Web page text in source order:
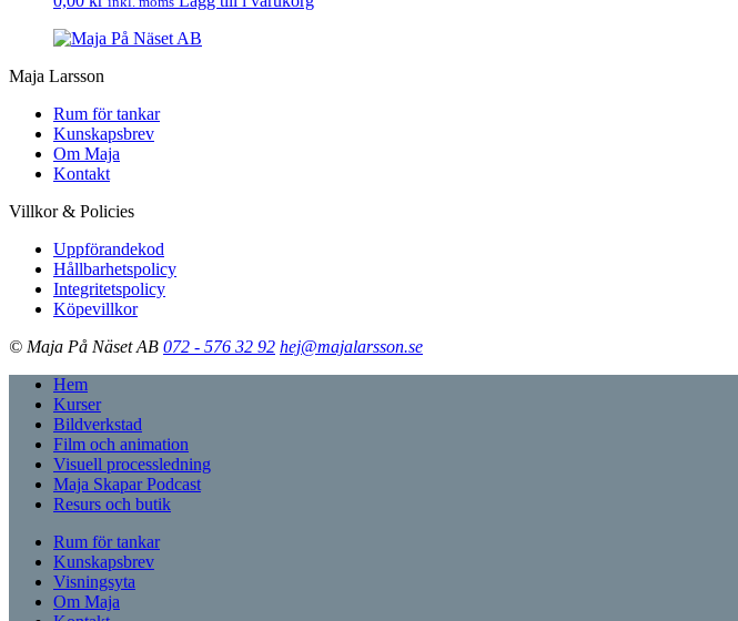
Maja Larsson
Rum för tankar
Kunskapsbrev
Om Maja
Kontakt
Villkor & Policies
Uppförandekod
Hållbarhetspolicy
Integritetspolicy
Köpevillkor
© Maja På Näset AB 072 - 576 32 92 hej@majalarsson.se
Hem
Kurser
Bildverkstad
Film och animation
Visuell processledning
Maja Skapar Podcast
Resurs och butik
Rum för tankar
Kunskapsbrev
Visningsyta
Om Maja